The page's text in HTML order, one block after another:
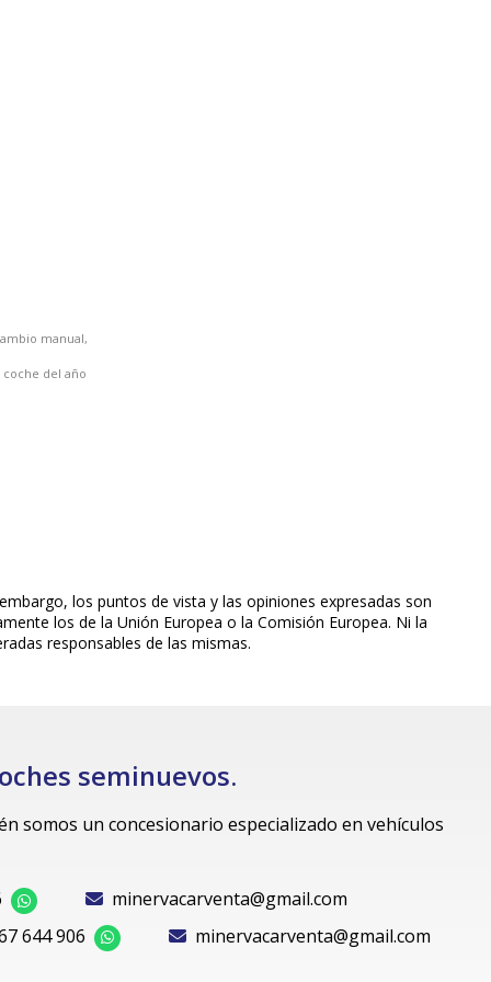
manual,
del año
los puntos de vista y las opiniones expresadas son
los de la Unión Europea o la Comisión Europea. Ni la
responsables de las mismas.
seminuevos.
somos un concesionario especializado en vehículos
minervacarventa@gmail.com
644 906
minervacarventa@gmail.com